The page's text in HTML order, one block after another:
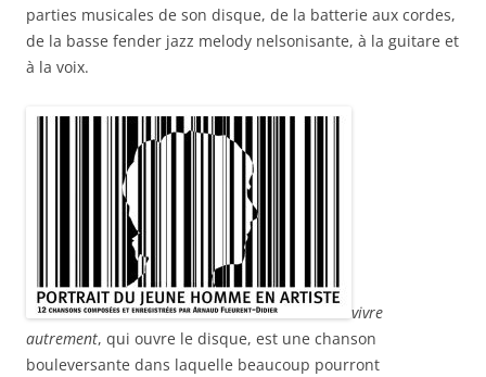
parties musicales de son disque, de la batterie aux cordes,
de la basse fender jazz melody nelsonisante, à la guitare et
à la voix.
vivre
autrement, qui ouvre le disque, est une chanson
bouleversante dans laquelle beaucoup pourront